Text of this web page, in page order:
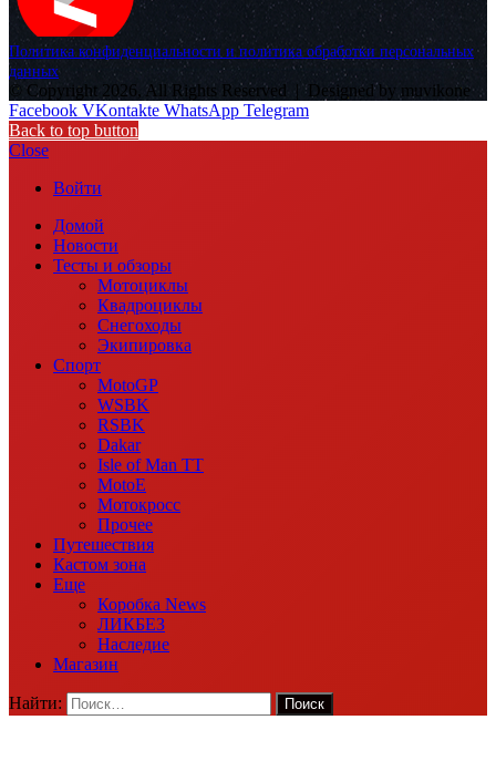
Политика конфиденциальности и политика обработки персональных
данных
© Copyright 2026, All Rights Reserved |Designed by muvikone
Facebook VKontakte WhatsApp Telegram
Back to top button
Close
Войти
Домой
Новости
Тесты и обзоры
Мотоциклы
Квадроциклы
Снегоходы
Экипировка
Спорт
MotoGP
WSBK
RSBK
Dakar
Isle of Man TT
MotoE
Мотокросс
Прочее
Путешествия
Кастом зона
Еще
Коробка News
ЛИКБЕЗ
Наследие
Магазин
Найти: